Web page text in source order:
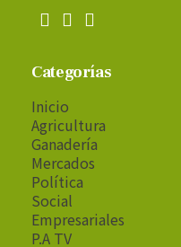
Categorías
Inicio
Agricultura
Ganadería
Mercados
Política
Social
Empresariales
P.A TV